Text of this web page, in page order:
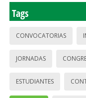
Tags
CONVOCATORIAS
JORNADAS
ESTUDIANTES